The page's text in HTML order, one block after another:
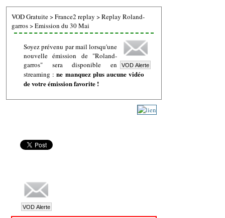
VOD Gratuite>France2 replay >Replay Roland-
garros>Emission du 30 Mai
Soyez prévenu par mail lorsqu'une
nouvelle émission de "Roland-
garros" sera disponible en
streaming :ne manquez plus aucune vidéo
de votre émission favorite !